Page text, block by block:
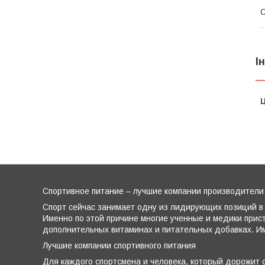
Спортивное питание – лучшие компании производители
Спорт сейчас занимает одну из лидирующих позиций
Именно по этой причине многие ученные и медики
дополнительных витаминах и питательных добавках.
Лучшие компании спортивного питания
Для каждого спортсмена и человека, который дорожит